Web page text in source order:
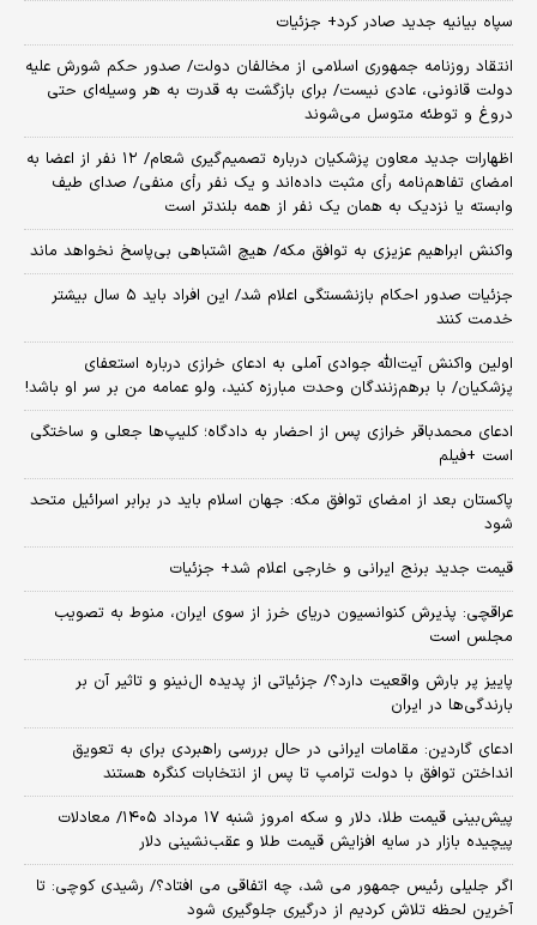
سپاه بیانیه جدید صادر کرد+ جزئیات
انتقاد روزنامه جمهوری اسلامی از مخالفان دولت/ صدور حکم شورش علیه
دولت قانونی، عادی نیست/ برای بازگشت به قدرت به هر وسیله‌ای حتی
دروغ و توطئه متوسل می‌شوند
اظهارات جدید معاون پزشکیان درباره تصمیم‌گیری شعام/ ۱۲ نفر از اعضا به
امضای تفاهم‌نامه رأی مثبت داده‌اند و یک نفر رأی منفی/ صدای طیف
وابسته یا نزدیک به همان یک نفر از همه بلندتر است
واکنش ابراهیم عزیزی به توافق مکه/ هیچ اشتباهی بی‌پاسخ نخواهد ماند
جزئیات صدور احکام بازنشستگی اعلام شد/ این افراد باید ۵ سال بیشتر
خدمت کنند
اولین واکنش آیت‌الله جوادی آملی به ادعای خرازی درباره استعفای
پزشکیان/ با برهم‌زنندگان وحدت مبارزه کنید، ولو عمامه من بر سر او باشد!
ادعای محمدباقر خرازی پس از احضار به دادگاه؛ کلیپ‌ها جعلی و ساختگی
است +فیلم
پاکستان بعد از امضای توافق مکه: جهان اسلام باید در برابر اسرائیل متحد
شود
قیمت جدید برنج ایرانی و خارجی اعلام شد+ جزئیات
عراقچی: پذیرش کنوانسیون دریای خرز از سوی ایران، منوط به تصویب
مجلس است
پاییز پر بارش واقعیت دارد؟/ جزئیاتی از پدیده ال‌نینو و تاثیر آن بر
بارندگی‌ها در ایران
ادعای گاردین: مقامات ایرانی در حال بررسی راهبردی برای به تعویق
انداختن توافق با دولت ترامپ تا پس از انتخابات کنگره هستند
پیش‌بینی قیمت طلا، دلار و سکه امروز شنبه ۱۷ مرداد ۱۴۰۵/ معادلات
پیچیده بازار در سایه افزایش قیمت طلا و عقب‌نشینی دلار
اگر جلیلی رئیس جمهور می شد، چه اتفاقی می افتاد؟/ رشیدی کوچی: تا
آخرین لحظه تلاش کردیم از درگیری جلوگیری شود